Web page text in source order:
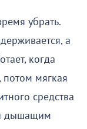
убрать.
а
когда
потом мягкая
средства
дышащим